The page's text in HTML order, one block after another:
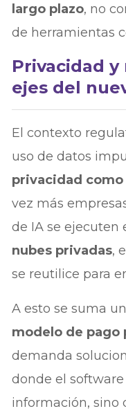
largo plazo, no
de herramientas
Privacidad
ejes del
El contexto
uso de datos
privacidad
vez más
de IA se ejecuten
nubes privadas,
se reutilice para
A esto se suma un
modelo de pago
demanda
donde el
información, sino